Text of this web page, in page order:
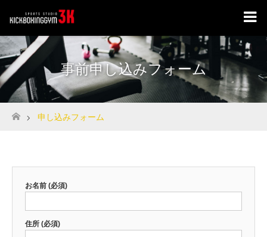
事前申し込みフォーム
ホーム
申し込みフォーム
お名前 (必須)
住所 (必須)